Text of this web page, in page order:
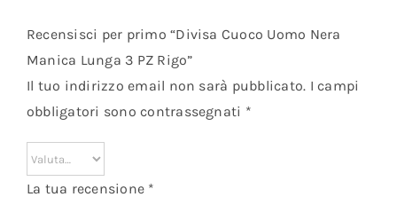
Recensisci per primo “Divisa Cuoco Uomo Nera
Manica Lunga 3 PZ Rigo”
Il tuo indirizzo email non sarà pubblicato. I campi
obbligatori sono contrassegnati *
La tua recensione *